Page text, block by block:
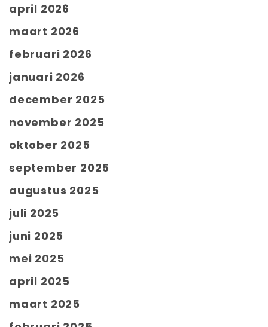
april 2026
maart 2026
februari 2026
januari 2026
december 2025
november 2025
oktober 2025
september 2025
augustus 2025
juli 2025
juni 2025
mei 2025
april 2025
maart 2025